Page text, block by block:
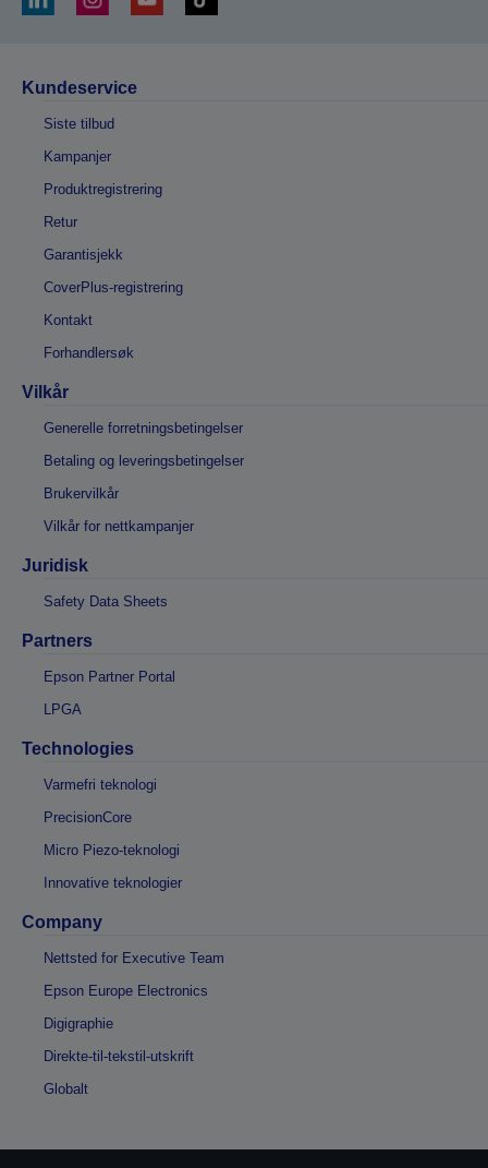
Kundeservice
Siste tilbud
Kampanjer
Produktregistrering
Retur
Garantisjekk
CoverPlus-registrering
Kontakt
Forhandlersøk
Vilkår
Generelle forretningsbetingelser
Betaling og leveringsbetingelser
Brukervilkår
Vilkår for nettkampanjer
Juridisk
Safety Data Sheets
Partners
Epson Partner Portal
LPGA
Technologies
Varmefri teknologi
PrecisionCore
Micro Piezo-teknologi
Innovative teknologier
Company
Nettsted for Executive Team
Epson Europe Electronics
Digigraphie
Direkte-til-tekstil-utskrift
Globalt